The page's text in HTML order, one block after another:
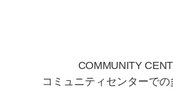
COMMUNITY
コミュニティセンターで